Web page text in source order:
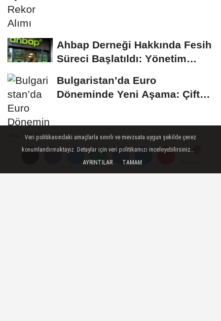
Ahbap Derneği Hakkında Fesih
Süreci Başlatıldı: Yönetim
Bulgaristan’da Euro
Döneminde Yeni Aşama: Çift
Veri politikasındaki amaçlarla sınırlı ve mevzuata uygun şekilde çerez
konumlandırmaktayız. Detaylar için veri politikamızı inceleyebilirsiniz...
AYRINTILAR
TAMAM